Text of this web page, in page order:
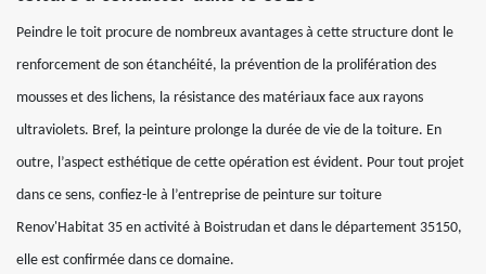
Peindre le toit procure de nombreux avantages à cette structure dont le
renforcement de son étanchéité, la prévention de la prolifération des
mousses et des lichens, la résistance des matériaux face aux rayons
ultraviolets. Bref, la peinture prolonge la durée de vie de la toiture. En
outre, l’aspect esthétique de cette opération est évident. Pour tout projet
dans ce sens, confiez-le à l’entreprise de peinture sur toiture
Renov'Habitat 35 en activité à Boistrudan et dans le département 35150,
elle est confirmée dans ce domaine.